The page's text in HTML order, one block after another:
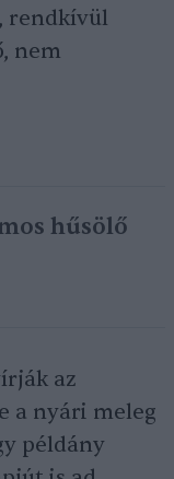
rendkívül
nem
hűsölő
az
a nyári meleg
példány